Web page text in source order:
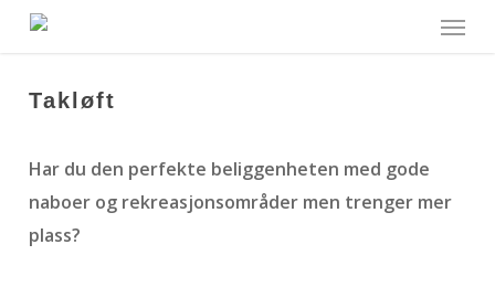
Skip
content
Menu
Takløft
Har du den perfekte beliggenheten med gode
naboer og rekreasjonsområder men trenger mer
plass?